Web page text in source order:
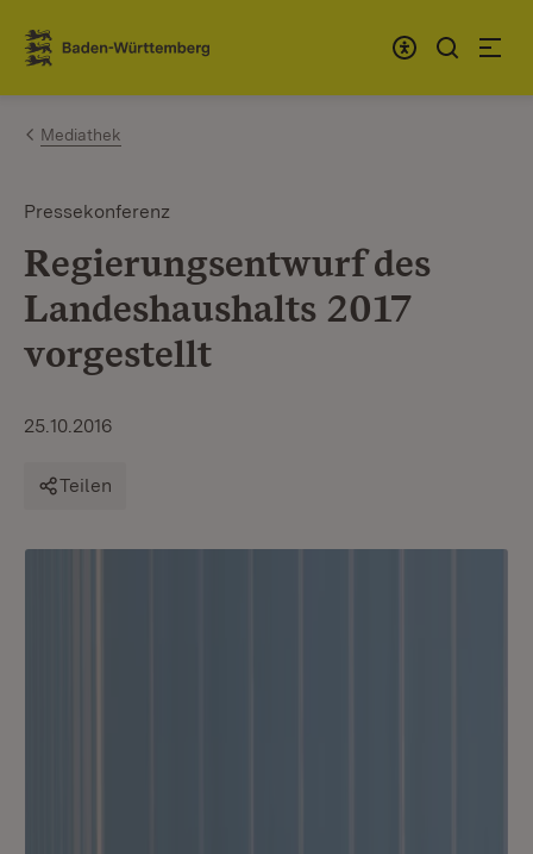
Zum Inhalt springen
Link zur Startseite
Mediathek
Pressekonferenz
Regierungsentwurf des
Landeshaushalts 2017
vorgestellt
25.10.2016
Teilen